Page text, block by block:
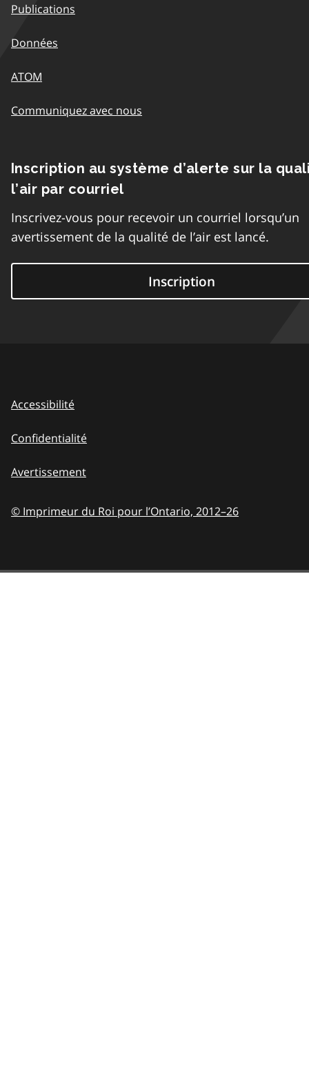
Publications
Données
ATOM
Communiquez avec nous
Inscription au système d’alerte sur la
l’air par courriel
Inscrivez-vous pour recevoir un courriel lorsqu’un
avertissement de la qualité de l’air est lancé.
Inscription
Accessibilité
Confidentialité
Avertissement
© Imprimeur du Roi pour l’Ontario, 2012–26